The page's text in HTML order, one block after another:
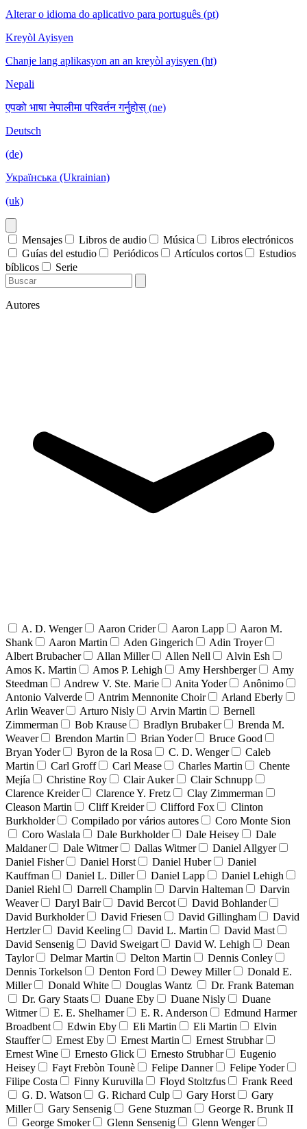
Alterar o idioma do aplicativo para português (pt)
Kreyòl Ayisyen
Chanje lang aplikasyon an an kreyòl ayisyen (ht)
Nepali
एपको भाषा नेपालीमा परिवर्तन गर्नुहोस् (ne)
Deutsch
(de)
Українська (Ukrainian)
(uk)
Mensajes Libros de audio Música
Libros electrónicos
Guías del estudio
Periódicos Artículos cortos
Estudios
bíblicos
Serie
Autores
A. D. Wenger Aaron Crider Aaron Lapp
Aaron M.
Shank
Aaron Martin Aden Gingerich
Adin Troyer
Albert Brubacher
Allan Miller Allen Nell
Alvin Esh
Amos K. Martin
Amos P. Lehigh Amy Hershberger
Amy
Steedman
Andrew V. Ste. Marie Anita Yoder
Anônimo
Antonio Valverde
Antrim Mennonite Choir
Arland Eberly
Arlin Weaver
Arturo Nisly Arvin Martin
Bernell
Zimmerman
Bob Krause Bradlyn Brubaker
Brenda M.
Weaver
Brendon Martin Brian Yoder
Bruce Good
Bryan Yoder
Byron de la Rosa C. D. Wenger
Caleb
Martin
Carl Groff Carl Mease Charles Martin
Chente
Mejía
Christine Roy Clair Auker
Clair Schnupp
Clarence Kreider
Clarence Y. Fretz
Clay Zimmerman
Cleason Martin
Cliff Kreider Clifford Fox
Clinton
Burkholder
Compilado por vários autores
Coro Monte Sion
Coro Waslala
Dale Burkholder Dale Heisey
Dale
Maldaner
Dale Witmer Dallas Witmer
Daniel Allgyer
Daniel Fisher
Daniel Horst Daniel Huber
Daniel
Kauffman
Daniel L. Diller Daniel Lapp
Daniel Lehigh
Daniel Riehl
Darrell Champlin Darvin Halteman
Darvin
Weaver
Daryl Bair David Bercot
David Bohlander
David Burkholder
David Friesen David Gillingham
David
Hertzler
David Keeling David L. Martin
David Mast
David Sensenig
David Sweigart David W. Lehigh
Dean
Taylor
Delmar Martin Delton Martin
Dennis Conley
Dennis Torkelson
Denton Ford Dewey Miller
Donald E.
Miller
Donald White Douglas Wantz
Dr. Frank Bateman
Dr. Gary Staats
Duane Eby Duane Nisly
Duane
Witmer
E. E. Shelhamer E. R. Anderson
Edmund Harmer
Broadbent
Edwin Eby Eli Martin Eli Martin
Elvin
Stauffer
Ernest Eby Ernest Martin
Ernest Strubhar
Ernest Wine
Ernesto Glick Ernesto Strubhar
Eugenio
Heisey
Fayt Frebòn Tounè Felipe Danner
Felipe Yoder
Filipe Costa
Finny Kuruvilla Floyd Stoltzfus
Frank Reed
G. D. Watson
G. Richard Culp Gary Horst
Gary
Miller
Gary Sensenig Gene Stuzman
George R. Brunk II
George Smoker
Glenn Sensenig Glenn Wenger